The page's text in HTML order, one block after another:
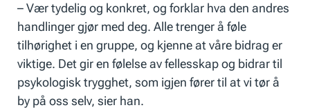
– Vær tydelig og konkret, og forklar hva den andres
handlinger gjør med deg. Alle trenger å føle
tilhørighet i en gruppe, og kjenne at våre bidrag er
viktige. Det gir en følelse av fellesskap og bidrar til
psykologisk trygghet, som igjen fører til at vi tør å
by på oss selv, sier han.